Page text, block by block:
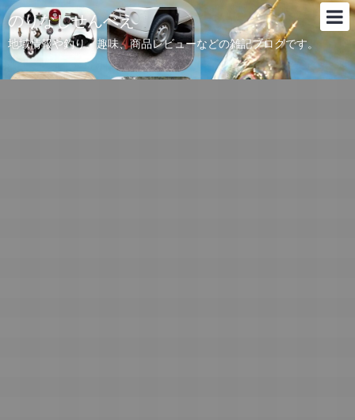
のりなしせんべえ
地域情報や釣り、趣味、商品レビューなどの雑記ブログです。